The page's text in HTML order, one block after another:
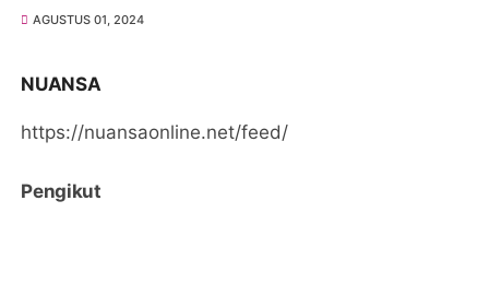
AGUSTUS 01, 2024
NUANSA
https://nuansaonline.net/feed/
Pengikut